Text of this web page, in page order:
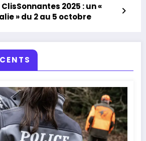
2025 : un «
» du 2 au 5 octobre